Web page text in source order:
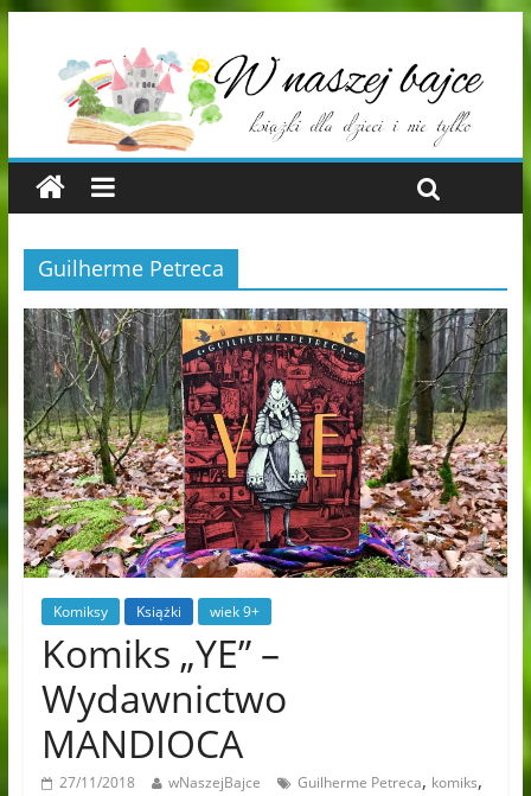
Guilherme Petreca
Komiksy Książki wiek 9+
Komiks „YE” –
Wydawnictwo
MANDIOCA
27/11/2018 wNaszejBajce Guilherme Petreca, komiks,